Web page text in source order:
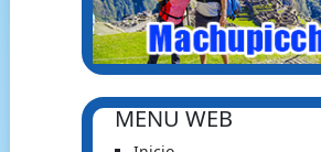
MENU WEB